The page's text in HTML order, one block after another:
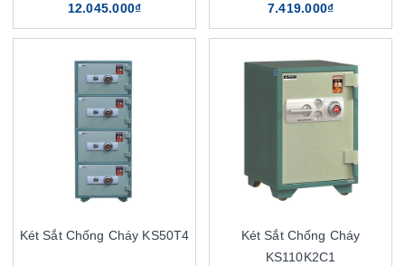
12.045.000₫ 7.419.000₫
Két Sắt Chống Cháy KS50T4
Két Sắt Chống Cháy
KS110K2C1